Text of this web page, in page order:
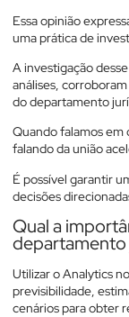
Essa opinião
uma prática de
A investigação
análises,
do departamento
Quando falamos em
falando da união
É possível garantir
decisões
Qual a
departamento
Utilizar o Analytics
previsibilidade,
cenários para obter